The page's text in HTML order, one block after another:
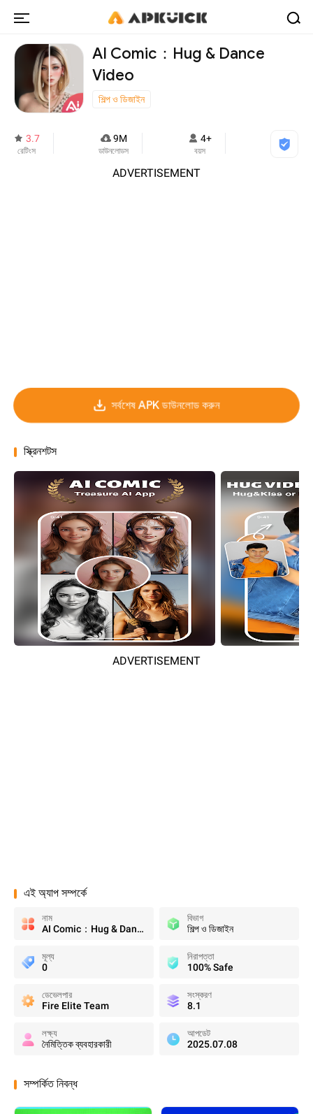
AI Comic：Hug & Dance
Video
শিল্প ও ডিজাইন
3.7
রেটিংস
9M
ডাউনলোডস
4+
বয়স
ADVERTISEMENT
সর্বশেষ APK ডাউনলোড করুন
স্ক্রিনশটস
ADVERTISEMENT
এই অ্যাপ সম্পর্কে
নাম
AI Comic：Hug & Dance Video
বিভাগ
শিল্প ও ডিজাইন
মূল্য
0
নিরাপত্তা
100% Safe
ডেভেলপার
Fire Elite Team
সংস্করণ
8.1
লক্ষ্য
নৈমিত্তিক ব্যবহারকারী
আপডেট
2025.07.08
সম্পর্কিত নিবন্ধ